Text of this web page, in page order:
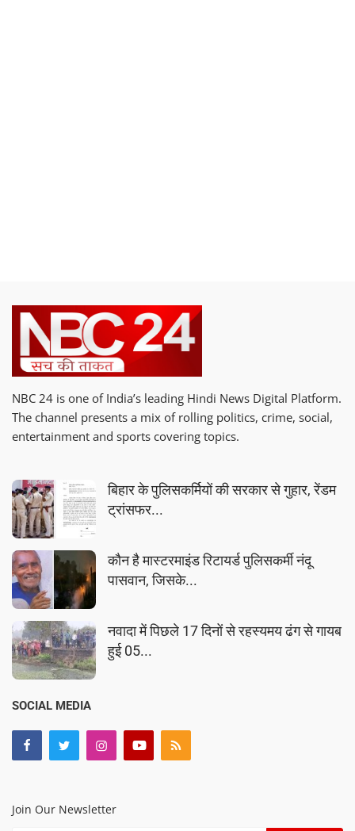
NBC 24 is one of India’s leading Hindi News Digital Platform.
The channel presents a mix of rolling politics, crime, social,
entertainment and sports covering topics.
बिहार के पुलिसकर्मियों की सरकार से गुहार, रेंडम
ट्रांसफर...
कौन है मास्टरमाइंड रिटायर्ड पुलिसकर्मी नंदू
पासवान, जिसके...
नवादा में पिछले 17 दिनों से रहस्यमय ढंग से गायब
हुई 05...
SOCIAL MEDIA
Join Our Newsletter